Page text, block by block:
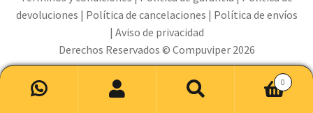
Buscar
Buscar
0
devoluciones | Política de cancelaciones | Política de envíos
| Aviso de privacidad
Derechos Reservados © Compuviper 2026